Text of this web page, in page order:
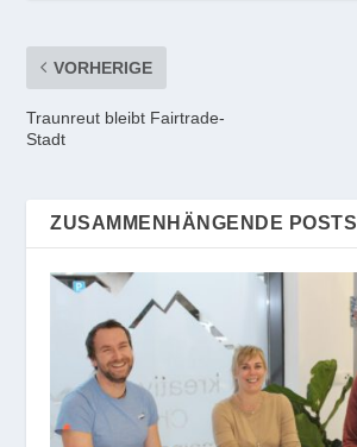
VORHERIGE
Traunreut bleibt Fairtrade-
Stadt
ZUSAMMENHÄNGENDE POSTS